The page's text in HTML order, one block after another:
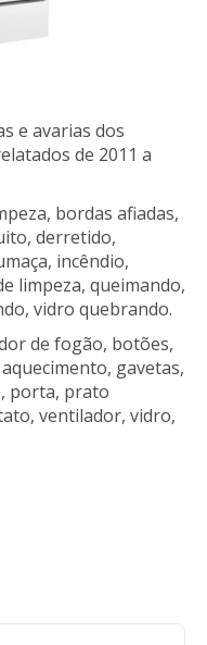
e avarias dos
de 2011 a
bordas afiadas,
derretido,
incêndio,
limpeza, queimando,
vidro quebrando.
de fogão, botões,
gavetas,
porta, prato
ventilador, vidro,